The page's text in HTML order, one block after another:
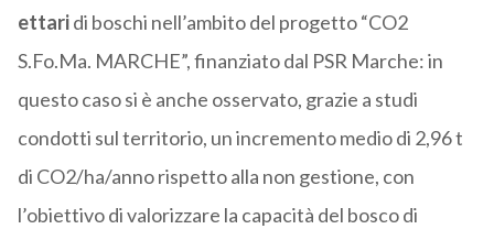
ettaridi boschi nell’ambito del progetto “CO2
S.Fo.Ma. MARCHE”, finanziato dal PSR Marche: in
questo caso si è anche osservato, grazie a studi
condotti sul territorio, un incremento medio di 2,96 t
di CO2/ha/anno rispetto alla non gestione, con
l’obiettivo di valorizzare la capacità del bosco di